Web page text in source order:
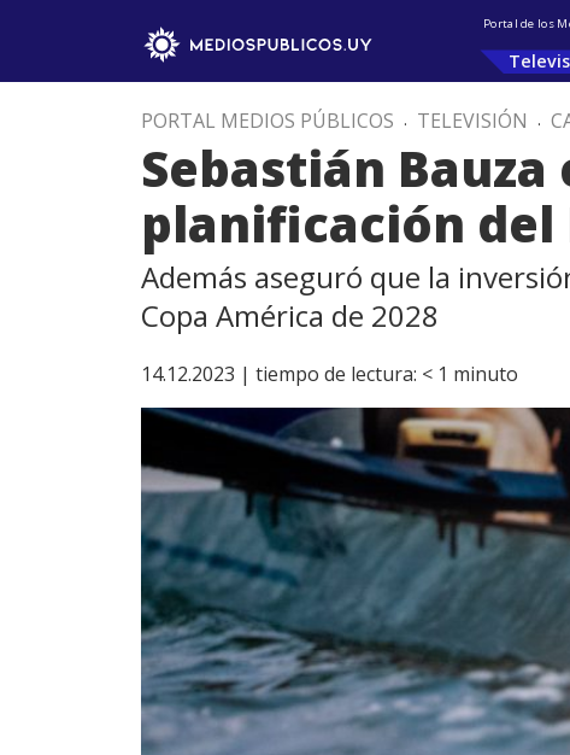
Portal de los
PORTAL MEDIOS PÚBLICOS . TELEVISIÓN .
Sebastián
planificación del
Además aseguró que la
Copa América de 2028
14.12.2023 | tiempo de lectura: < 1 minuto